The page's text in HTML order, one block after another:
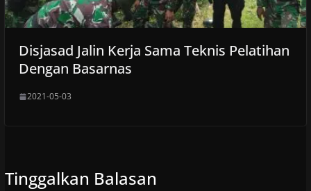
Disjasad Jalin Kerja Sama Teknis Pelatihan
Dengan Basarnas
2021-05-03
Tinggalkan Balasan